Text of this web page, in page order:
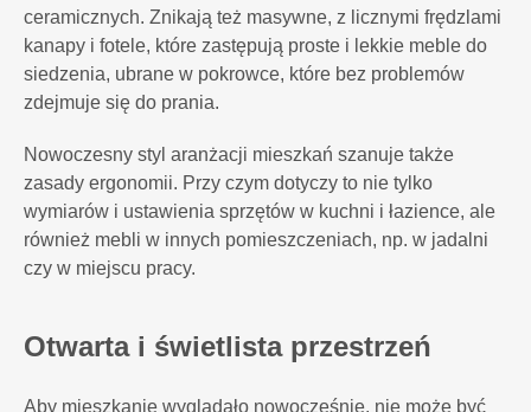
ceramicznych. Znikają też masywne, z licznymi frędzlami
kanapy i fotele, które zastępują proste i lekkie meble do
siedzenia, ubrane w pokrowce, które bez problemów
zdejmuje się do prania.
Nowoczesny styl aranżacji mieszkań szanuje także
zasady ergonomii. Przy czym dotyczy to nie tylko
wymiarów i ustawienia sprzętów w kuchni i łazience, ale
również mebli w innych pomieszczeniach, np. w jadalni
czy w miejscu pracy.
Otwarta i świetlista przestrzeń
Aby mieszkanie wyglądało nowocześnie, nie może być